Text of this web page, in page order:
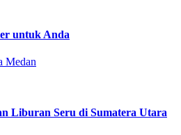
untuk Anda
Liburan Seru di Sumatera Utara